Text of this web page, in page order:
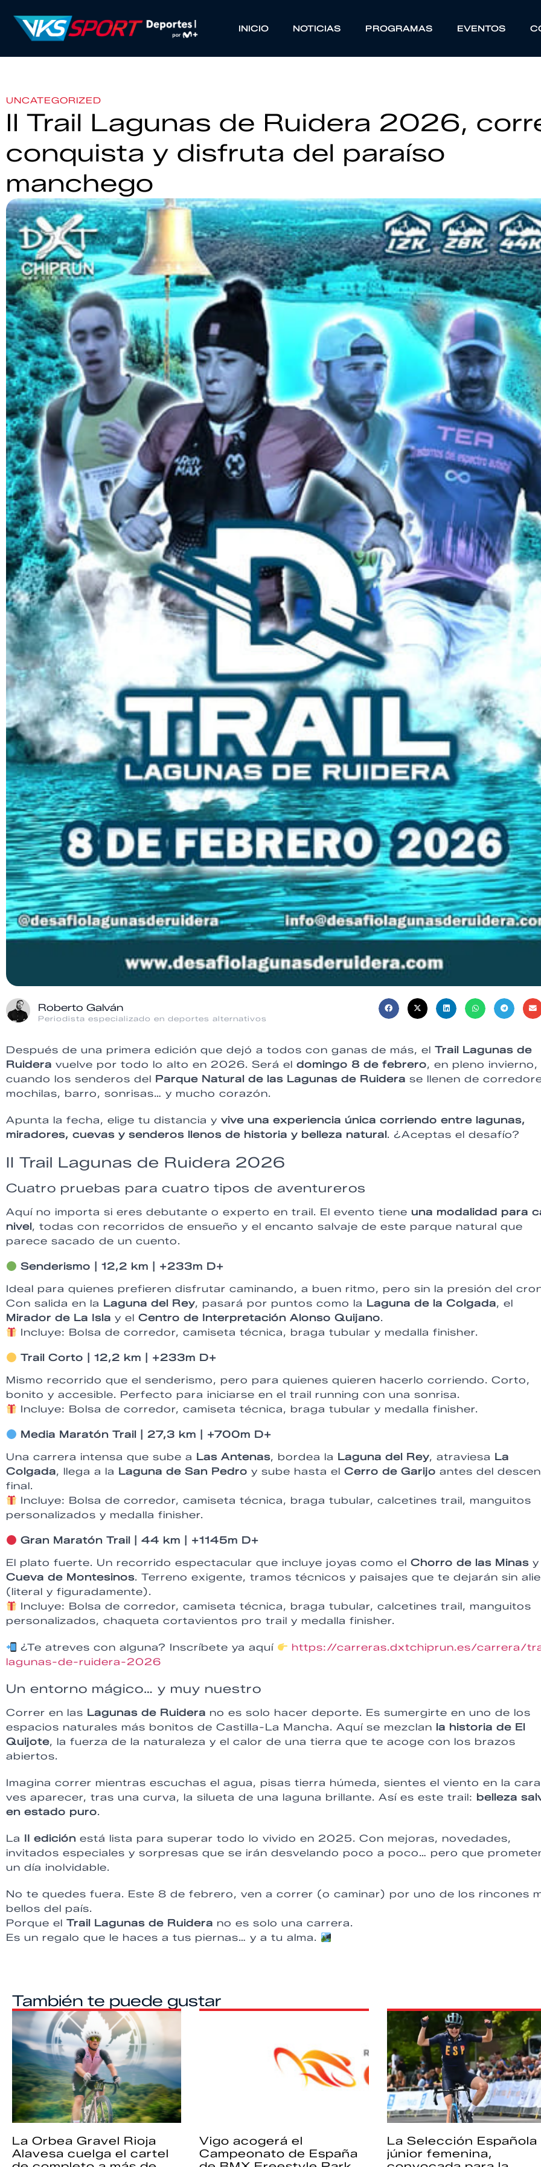
INICIO NOTICIAS PROGRAMAS EVENTOS
UNCATEGORIZED
II Trail Lagunas de Ruidera 2026,
conquista y disfruta del paraíso
manchego
Roberto Galván
Periodista especializado en deportes alternativos
Después de una primera edición que dejó a todos con ganas de más, el Trail Lagunas de
Ruidera vuelve por todo lo alto en 2026. Será el domingo 8 de febrero, en pleno invierno,
cuando los senderos del Parque Natural de las Lagunas de Ruidera se llenen de
mochilas, barro, sonrisas… y mucho corazón.
Apunta la fecha, elige tu distancia y vive una experiencia única corriendo entre lagunas,
miradores, cuevas y senderos llenos de historia y belleza natural. ¿Aceptas el desafío?
II Trail Lagunas de Ruidera 2026
Cuatro pruebas para cuatro tipos de aventureros
Aquí no importa si eres debutante o experto en trail. El evento tiene una modalidad para
nivel, todas con recorridos de ensueño y el encanto salvaje de este parque natural que
parece sacado de un cuento.
Senderismo | 12,2 km | +233m D+
Ideal para quienes prefieren disfrutar caminando, a buen ritmo, pero sin la presión del
Con salida en la Laguna del Rey, pasará por puntos como la Laguna de la Colgada, el
Mirador de La Isla y el Centro de Interpretación Alonso Quijano.
Incluye: Bolsa de corredor, camiseta técnica, braga tubular y medalla finisher.
Trail Corto | 12,2 km | +233m D+
Mismo recorrido que el senderismo, pero para quienes quieren hacerlo corriendo. Corto,
bonito y accesible. Perfecto para iniciarse en el trail running con una sonrisa.
Incluye: Bolsa de corredor, camiseta técnica, braga tubular y medalla finisher.
Media Maratón Trail | 27,3 km | +700m D+
Una carrera intensa que sube a Las Antenas, bordea la Laguna del Rey, atraviesa La
Colgada, llega a la Laguna de San Pedro y sube hasta el Cerro de Garijo antes del
final.
Incluye: Bolsa de corredor, camiseta técnica, braga tubular, calcetines trail, manguitos
personalizados y medalla finisher.
Gran Maratón Trail | 44 km | +1145m D+
El plato fuerte. Un recorrido espectacular que incluye joyas como el Chorro de las Minas y
Cueva de Montesinos. Terreno exigente, tramos técnicos y paisajes que te dejarán sin
(literal y figuradamente).
Incluye: Bolsa de corredor, camiseta técnica, braga tubular, calcetines trail, manguitos
personalizados, chaqueta cortavientos pro trail y medalla finisher.
¿Te atreves con alguna? Inscríbete ya aquí
https://carreras.dxtchiprun.es/carrera/
lagunas-de-ruidera-2026
Un entorno mágico… y muy nuestro
Correr en las Lagunas de Ruidera no es solo hacer deporte. Es sumergirte en uno de los
espacios naturales más bonitos de Castilla-La Mancha. Aquí se mezclan la historia de El
Quijote, la fuerza de la naturaleza y el calor de una tierra que te acoge con los brazos
abiertos.
Imagina correr mientras escuchas el agua, pisas tierra húmeda, sientes el viento en la
ves aparecer, tras una curva, la silueta de una laguna brillante. Así es este trail: belleza
en estado puro.
La II edición está lista para superar todo lo vivido en 2025. Con mejoras, novedades,
invitados especiales y sorpresas que se irán desvelando poco a poco… pero que
un día inolvidable.
No te quedes fuera. Este 8 de febrero, ven a correr (o caminar) por uno de los rincones
bellos del país.
Porque el Trail Lagunas de Ruidera no es solo una carrera.
Es un regalo que le haces a tus piernas… y a tu alma.
También te puede gustar
La Orbea Gravel Rioja
Alavesa cuelga el cartel
Vigo acogerá el
Campeonato de España
La Selección Española
júnior femenina,